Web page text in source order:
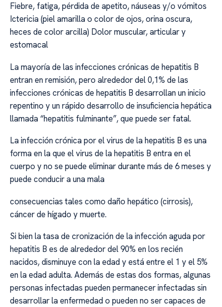
Fiebre, fatiga, pérdida de apetito, náuseas y/o vómitos
Ictericia (piel amarilla o color de ojos, orina oscura,
heces de color arcilla) Dolor muscular, articular y
estomacal
La mayoría de las infecciones crónicas de hepatitis B
entran en remisión, pero alrededor del 0,1% de las
infecciones crónicas de hepatitis B desarrollan un inicio
repentino y un rápido desarrollo de insuficiencia hepática
llamada “hepatitis fulminante”, que puede ser fatal.
La infección crónica por el virus de la hepatitis B es una
forma en la que el virus de la hepatitis B entra en el
cuerpo y no se puede eliminar durante más de 6 meses y
puede conducir a una mala
consecuencias tales como daño hepático (cirrosis),
cáncer de hígado y muerte.
Si bien la tasa de cronización de la infección aguda por
hepatitis B es de alrededor del 90% en los recién
nacidos, disminuye con la edad y está entre el 1 y el 5%
en la edad adulta. Además de estas dos formas, algunas
personas infectadas pueden permanecer infectadas sin
desarrollar la enfermedad o pueden no ser capaces de